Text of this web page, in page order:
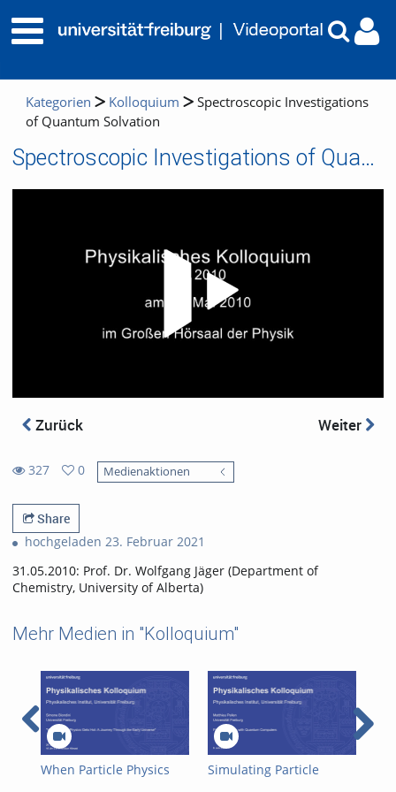
Kategorien Kolloquium
Spectroscopic Investigations
of Quantum Solvation
Spectroscopic Investigations of Quantum Solvation
Zurück Weiter
327
views
0
favorites
Medienaktionen
Share
hochgeladen 23. Februar 2021
31.05.2010: Prof. Dr. Wolfgang Jäger (Department of
Chemistry, University of Alberta)
Mehr Medien in "Kolloquium"
When Particle Physics
Simulating Particle